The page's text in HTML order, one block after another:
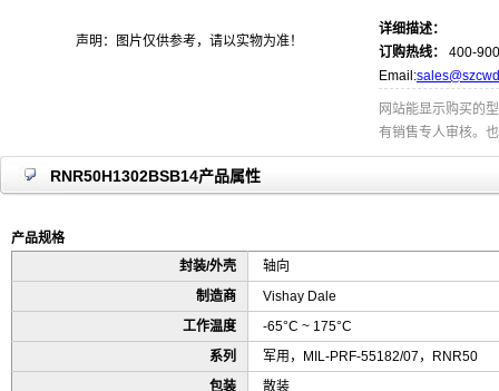
声明：图片仅供参考，请以实物为准！
详细描述：
订购热线：
400-
Email:
网站能显示购买的
有销售专人审核。
RNR50H1302BSB14产品属性
产品规格
封装/外壳
轴向
制造商
Vishay Dale
工作温度
-65°C ~ 175°C
系列
军用，MIL-PRF-55182/07，RNR50
包装
散装